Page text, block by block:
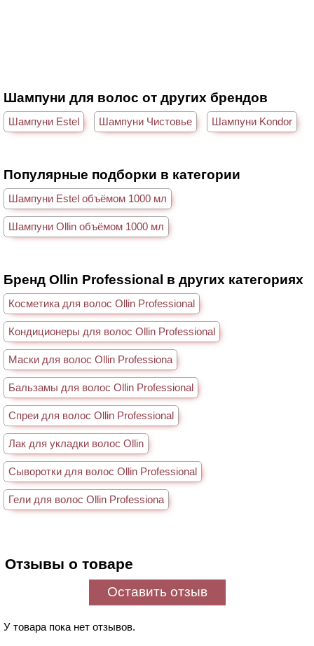
Шампуни для волос от других брендов
Шампуни Estel Шампуни Чистовье Шампуни Kondor
Популярные подборки в категории
Шампуни Estel объёмом 1000 мл
Шампуни Ollin объёмом 1000 мл
Бренд Ollin Professional в других категориях
Косметика для волос Ollin Professional
Кондиционеры для волос Ollin Professional
Маски для волос Ollin Professiona
Бальзамы для волос Ollin Professional
Спреи для волос Ollin Professional
Лак для укладки волос Ollin
Сыворотки для волос Ollin Professional
Гели для волос Ollin Professiona
Отзывы о товаре
Оставить отзыв
У товара пока нет отзывов.